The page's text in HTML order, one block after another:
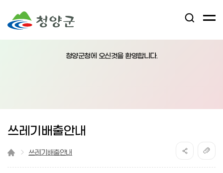
검
어
청양군청에 오신것을 환영합니다.
쓰레기배출안내
쓰레기배출안내